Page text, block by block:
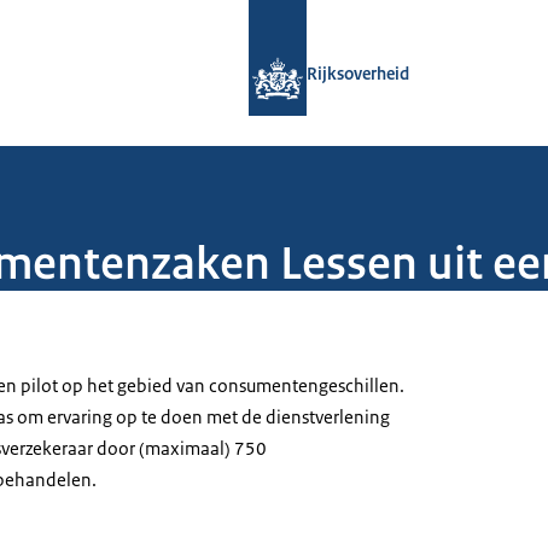
Rijksoverheid
Lessen uit
pilot op het gebied van consumentengeschillen.
om ervaring op te doen met de dienstverlening
door (maximaal) 750